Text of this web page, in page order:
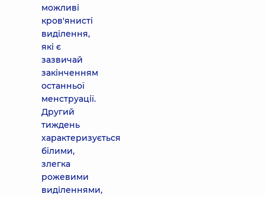
можливі
кров'янисті
виділення,
які є
зазвичай
закінченням
останньої
менструації.
Другий
тиждень
характеризується
білими,
злегка
рожевими
виділеннями,